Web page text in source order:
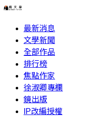
最新消息
文學新聞
全部作品
排行榜
焦點作家
徐淑卿專欄
鏡出版
IP改編授權